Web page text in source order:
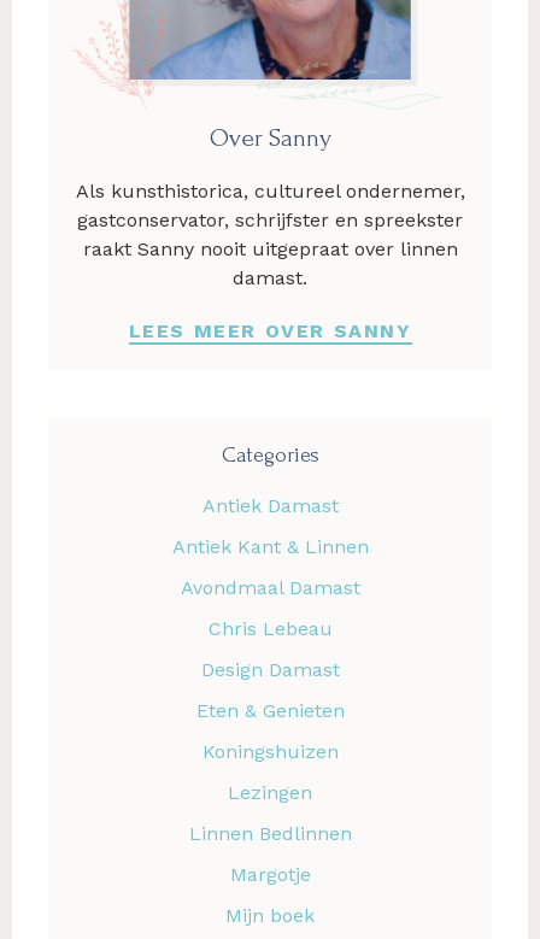
Over Sanny
Als kunsthistorica, cultureel ondernemer,
gastconservator, schrijfster en spreekster
raakt Sanny nooit uitgepraat over linnen
damast.
LEES MEER OVER SANNY
Categories
Antiek Damast
Antiek Kant & Linnen
Avondmaal Damast
Chris Lebeau
Design Damast
Eten & Genieten
Koningshuizen
Lezingen
Linnen Bedlinnen
Margotje
Mijn boek